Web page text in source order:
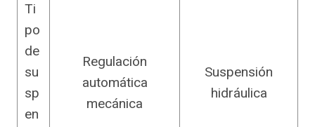
Ti
po
de
su
sp
en
Regulación
automática
mecánica
Suspensión
hidráulica